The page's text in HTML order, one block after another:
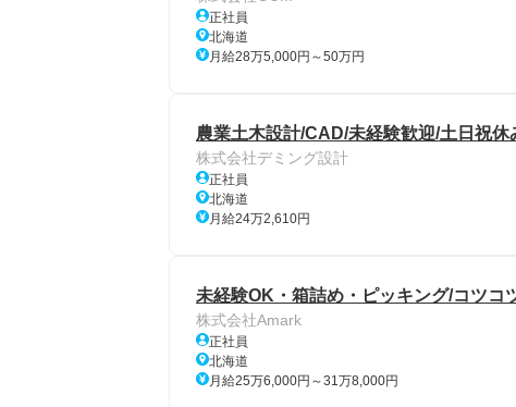
正社員
北海道
月給28万5,000円～50万円
農業土木設計/CAD/未経験歓迎/土日祝休
株式会社デミング設計
正社員
北海道
月給24万2,610円
未経験OK・箱詰め・ピッキング/コツコ
株式会社Amark
正社員
北海道
月給25万6,000円～31万8,000円